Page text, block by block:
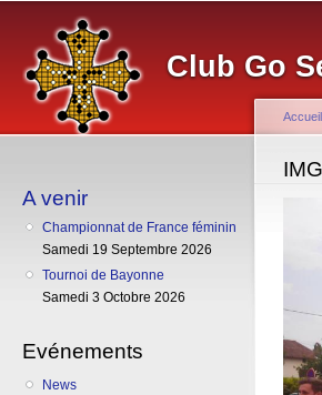
Club Go
A venir
Championnat de France féminin
Samedi 19 Septembre 2026
Tournoi de Bayonne
Samedi 3 Octobre 2026
Evénements
News
Accueil